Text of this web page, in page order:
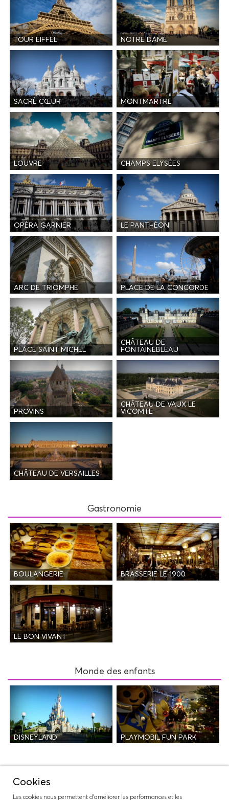
TOUR EIFFEL NOTRE DAME
SACRÉ CŒUR MONTMARTRE
LOUVRE CHAMPS ELYSÉES
OPÉRA GARNIER LE PANTHÉON
ARC DE TRIOMPHE PLACE DE LA CONCORDE
PLACE SAINT MICHEL
CHÂTEAU DE
FONTAINEBLEAU
PROVINS
CHÂTEAU DE VAUX LE
VICOMTE
CHÂTEAU DE VERSAILLES
Gastronomie
BOULANGERIE BRASSERIE LE 1900
LE BON VIVANT
Monde des enfants
DISNEYLAND PLAYMOBIL FUN PARK
Cookies
Les cookies nous permettent d'améliorer les performances et les